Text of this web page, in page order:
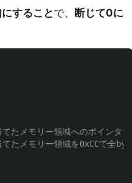
すること で、 断じて0に
たメモリー領域へのポインタで
たメモリー領域を0xCCで全